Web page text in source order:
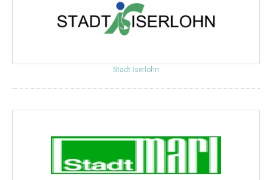
Stadt Iserlohn